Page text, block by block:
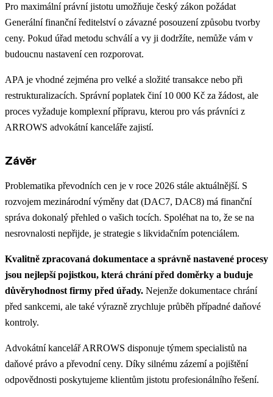
Pro maximální právní jistotu umožňuje český zákon požádat
Generální finanční ředitelství o závazné posouzení způsobu tvorby
ceny. Pokud úřad metodu schválí a vy ji dodržíte, nemůže vám v
budoucnu nastavení cen rozporovat.
APA je vhodné zejména pro velké a složité transakce nebo při
restrukturalizacích. Správní poplatek činí 10 000 Kč za žádost, ale
proces vyžaduje komplexní přípravu, kterou pro vás právníci z
ARROWS advokátní kanceláře zajistí.
Závěr
Problematika převodních cen je v roce 2026 stále aktuálnější. S
rozvojem mezinárodní výměny dat (DAC7, DAC8) má finanční
správa dokonalý přehled o vašich tocích. Spoléhat na to, že se na
nesrovnalosti nepřijde, je strategie s likvidačním potenciálem.
Kvalitně zpracovaná dokumentace a správně nastavené procesy
jsou nejlepší pojistkou, která chrání před doměrky a buduje
důvěryhodnost firmy před úřady. Nejenže dokumentace chrání
před sankcemi, ale také výrazně zrychluje průběh případné daňové
kontroly.
Advokátní kancelář ARROWS disponuje týmem specialistů na
daňové právo a převodní ceny. Díky silnému zázemí a pojištění
odpovědnosti poskytujeme klientům jistotu profesionálního řešení.